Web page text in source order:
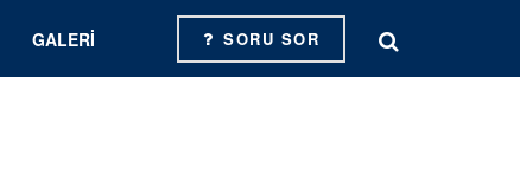
GALERI SORU SOR